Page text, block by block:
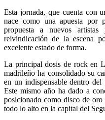
Esta jornada, que cuenta con
nace como una apuesta
propuesta a nuevos
reivindicación de la escena
excelente estado de forma.
La principal dosis de rock en
madrileño ha consolidado su
en un indispensable dentro del
Este mismo año ha dado a
posicionado como disco de
todo lo alto en la capital del